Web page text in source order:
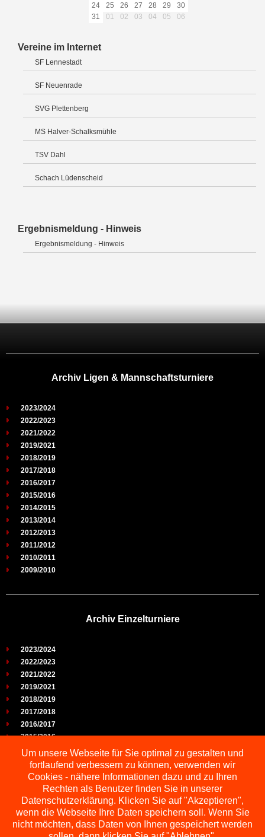
24
25 26 27 28 29
30
31
01 02 03 04 05 06
Vereine im Internet
SF Lennestadt
SF Neuenrade
SVG Plettenberg
MS Halver-Schalksmühle
TSV Dahl
Schach Lüdenscheid
Ergebnismeldung - Hinweis
Ergebnismeldung - Hinweis
Archiv Ligen & Mannschaftsturniere
2023/2024
2022/2023
2021/2022
2019/2021
2018/2019
2017/2018
2016/2017
2015/2016
2014/2015
2013/2014
2012/2013
2011/2012
2010/2011
2009/2010
Archiv Einzelturniere
2023/2024
2022/2023
2021/2022
2019/2021
2018/2019
2017/2018
2016/2017
2015/2016
2014/2015
2013/2014
2012/2013
2011/2012
2010/2011
2009/2010
Um unsere Webseite für Sie optimal zu gestalten und
fortlaufend verbessern zu können, verwenden wir
Cookies - nähere Informationen dazu und zu Ihren
Rechten als Benutzer finden Sie in unserer
Datenschutzerklärung. Klicken Sie auf "Akzeptieren",
wenn die Webseite Ihre Daten speichern soll. Wenn Sie
nicht möchten, dass Daten von Ihnen gespeichert werden